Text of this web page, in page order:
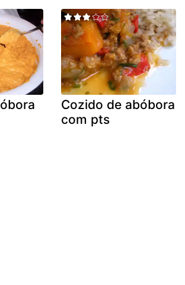
Cozido de abóbora
com pts